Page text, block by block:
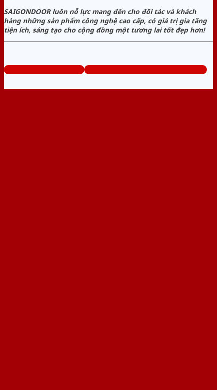
SAIGONDOOR luôn nỗ lực mang đến cho đối tác và khách
hàng những sản phẩm công nghệ cao cấp, có giá trị gia tăng
tiện ích, sáng tạo cho cộng đồng một tương lai tốt đẹp hơn!
www.cuanhuavango.com Tổng đài tư vấn miễn phí: 0824.400.400